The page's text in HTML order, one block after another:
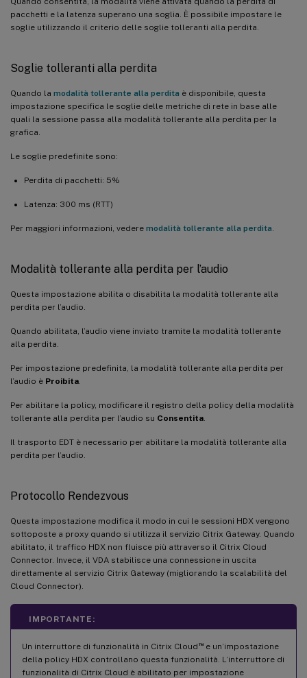
pacchetti e la latenza superano una soglia. È possibile impostare le
soglie utilizzando il criterio delle soglie tolleranti alla perdita.
Soglie tolleranti alla perdita
Quando la modalità tollerante alla perdita è disponibile, questa
impostazione specifica le soglie delle metriche di rete in base alle
quali la sessione passa alla modalità tollerante alla perdita per la
grafica.
Le soglie predefinite sono:
Perdita di pacchetti: 5%
Latenza: 300 ms (RTT)
Per maggiori informazioni, vedere modalità tollerante alla perdita
Modalità tollerante alla perdita per l’audio
Questa impostazione abilita o disabilita la modalità tollerante alla
perdita per l’audio.
Quando abilitata, l’audio viene inviato tramite la modalità tollerante
alla perdita.
Per impostazione predefinita, la modalità tollerante alla perdita per
l’audio è Proibita
Per abilitare la policy, modificare il registro della policy della modalità
tollerante alla perdita per l’audio su Consentita
Il trasporto EDT è necessario per abilitare la modalità tollerante alla
perdita per l’audio.
Protocollo Rendezvous
Questa impostazione modifica il modo in cui le sessioni HDX vengono
sottoposte a proxy quando si utilizza il servizio Citrix Gateway. Quando
abilitato, il traffico HDX non fluisce più attraverso il Citrix Cloud
Connector. Invece, il VDA stabilisce una connessione in uscita
direttamente al servizio Citrix Gateway (migliorando la scalabilità del
Cloud Connector).
IMPORTANTE:
Un interruttore di funzionalità in Citrix Cloud ™e un’impostazione
della policy HDX controllano questa funzionalità. L’interruttore di
funzionalità di Citrix Cloud è abilitato per impostazione